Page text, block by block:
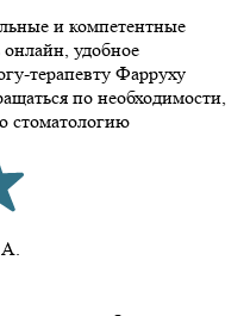
и компетентные
удобное
терапевту Фарруху
по необходимости,
стоматологию